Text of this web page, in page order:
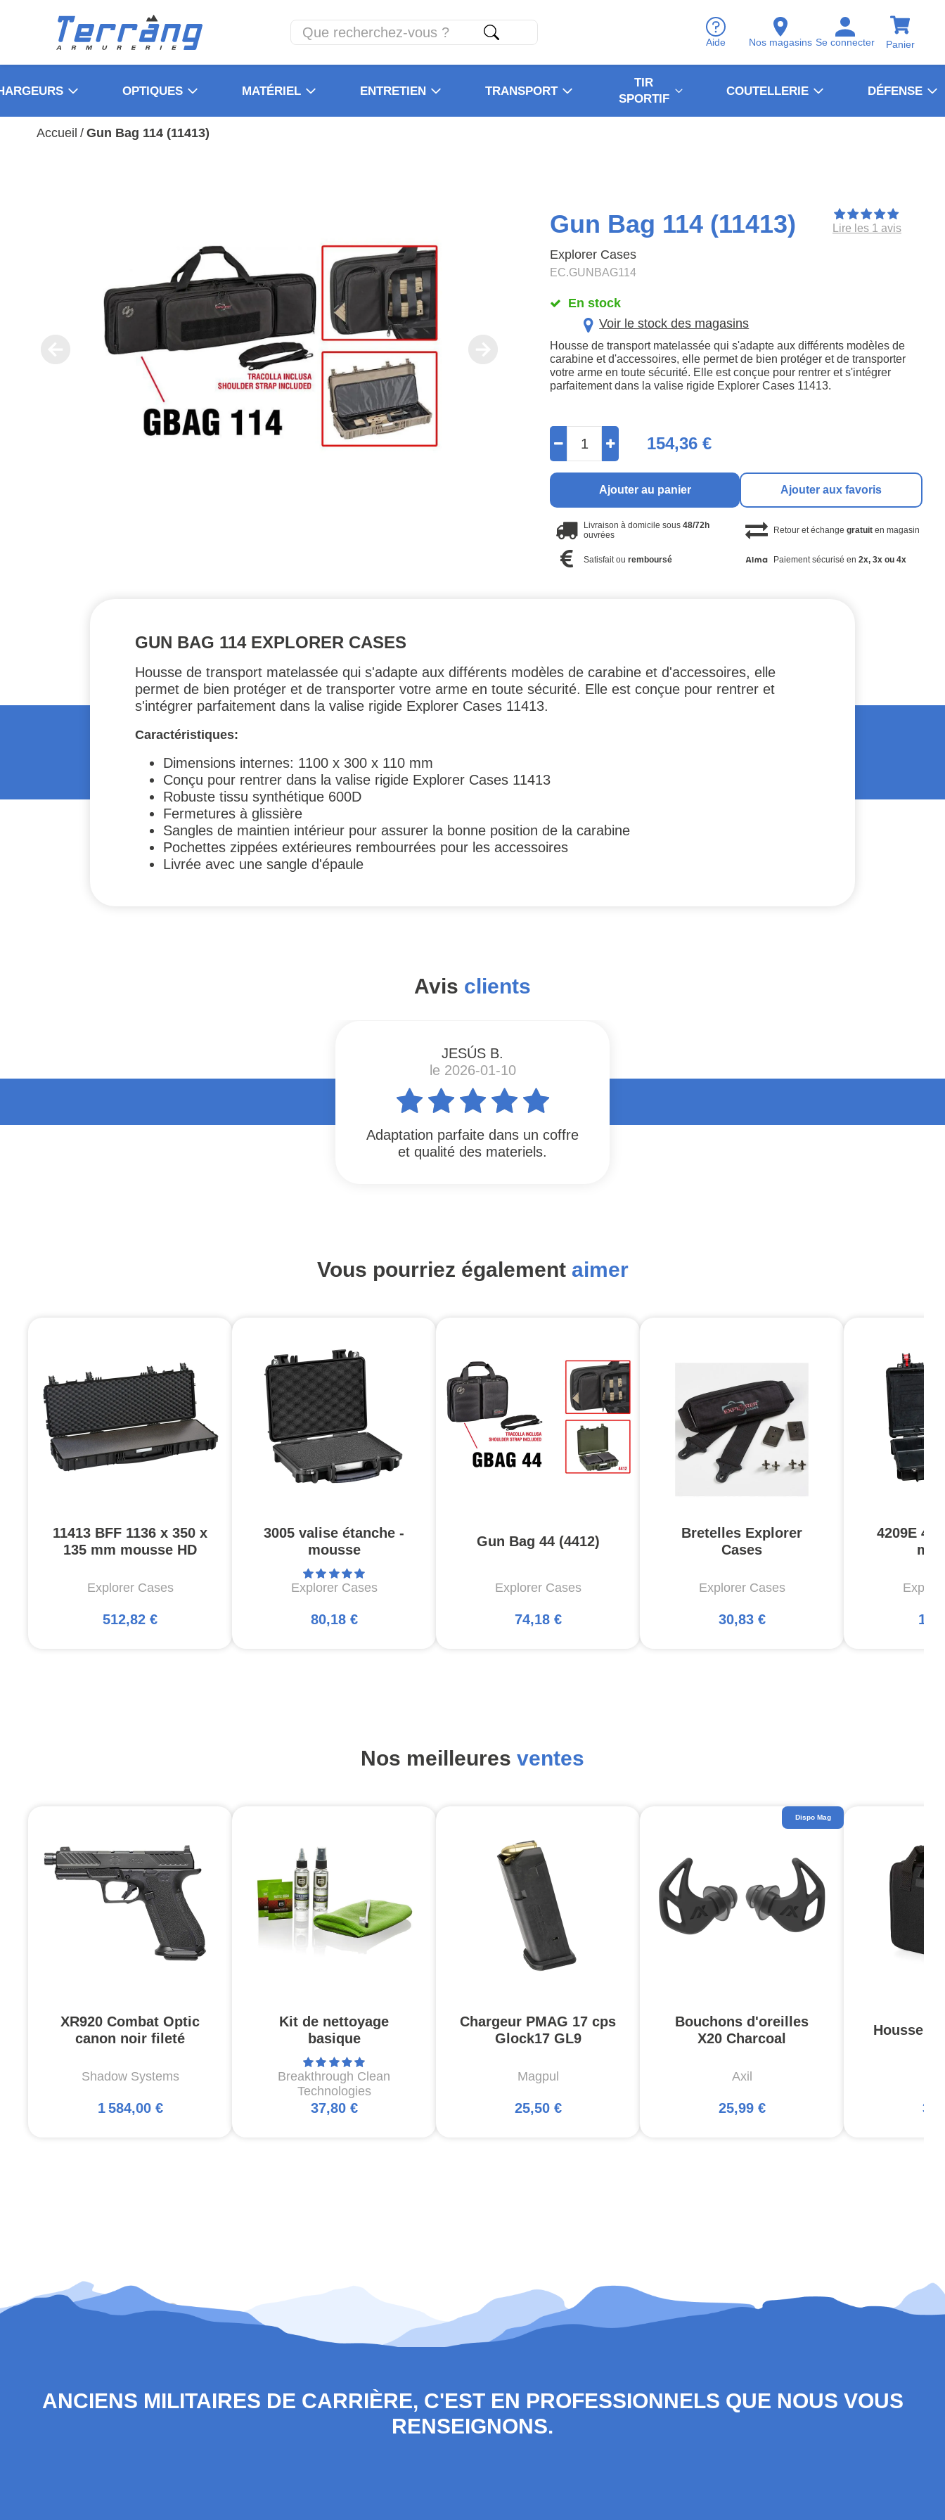
Aide Nos magasins Se connecter Panier
OPTIQUES MATÉRIEL ENTRETIEN TRANSPORT
TIR
SPORTIF
COUTELLERIE DÉFENSE
Accueil / Gun Bag 114 (11413)
Gun Bag 114 (11413)
Explorer Cases
EC.GUNBAG114
Lire les 1 avis
En stock
Voir le stock des magasins
Housse de transport matelassée qui s'adapte aux différents modèles de
carabine et d'accessoires, elle permet de bien protéger et de transporter
votre arme en toute sécurité. Elle est conçue pour rentrer et s'intégrer
parfaitement dans la valise rigide Explorer Cases 11413.
154,36 €
Ajouter au panier Ajouter aux favoris
Livraison à domicile sous48/72h
ouvrées
Retour et échange gratuiten magasin
Satisfait ouremboursé Paiement sécurisé en 2x, 3x ou 4x
GUN BAG 114 EXPLORER CASES
Housse de transport matelassée qui s'adapte aux différents modèles de carabine et d'accessoires, elle
permet de bien protéger et de transporter votre arme en toute sécurité. Elle est conçue pour rentrer et
s'intégrer parfaitement dans la valise rigide Explorer Cases 11413.
Caractéristiques:
Dimensions internes: 1100 x 300 x 110 mm
Conçu pour rentrer dans la valise rigide Explorer Cases 11413
Robuste tissu synthétique 600D
Fermetures à glissière
Sangles de maintien intérieur pour assurer la bonne position de la carabine
Pochettes zippées extérieures rembourrées pour les accessoires
Livrée avec une sangle d'épaule
Avis clients
JESÚS B.
le 2026-01-10
Adaptation parfaite dans un coffre
et qualité des materiels.
Vous pourriez également aimer
11413 BFF 1136 x 350 x
135 mm mousse HD
Explorer Cases
512,82 €
3005 valise étanche -
mousse
Explorer Cases
80,18 €
Gun Bag 44 (4412)
Explorer Cases
74,18 €
Bretelles Explorer
Cases
Explorer Cases
30,83 €
4209E
Nos meilleures ventes
XR920 Combat Optic
canon noir fileté
Shadow Systems
1 584,00 €
Kit de nettoyage
basique
Breakthrough Clean
Technologies
37,80 €
Chargeur PMAG 17 cps
Glock17 GL9
Magpul
25,50 €
Bouchons d'oreilles
X20 Charcoal
Axil
25,99 €
Dispo Mag
Housse
ANCIENS MILITAIRES DE CARRIÈRE, C'EST EN PROFESSIONNELS QUE NOUS VOUS
RENSEIGNONS.